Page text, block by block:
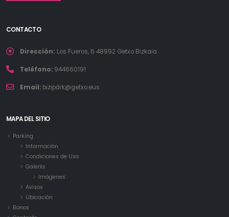
CONTACTO
Dirección: Los Fueros, 6 48992 Getxo Bizkaia
Teléfono: 944660191
Email: bizipàrk@getxo.eus
MAPA DEL SITIO
Parking
Información
Condiciones de Uso
Galería
Imágenes
Avisos
Ubicación
Bonos